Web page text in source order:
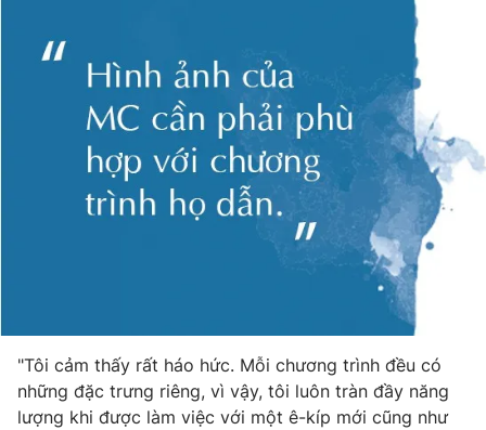
"Tôi cảm thấy rất háo hức. Mỗi chương trình đều có
những đặc trưng riêng, vì vậy, tôi luôn tràn đầy năng
lượng khi được làm việc với một ê-kíp mới cũng như